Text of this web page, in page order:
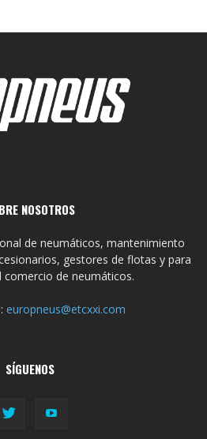
NOSOTROS
de neumáticos, mantenimiento
gestores de flotas y para
comercio de neumáticos.
europneus@etcxxi.com
SÍGUENOS